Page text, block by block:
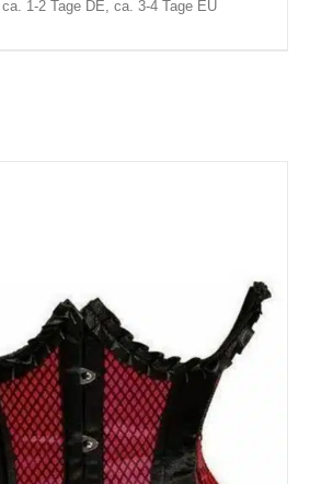
1-2 Tage DE, ca. 3-4 Tage EU